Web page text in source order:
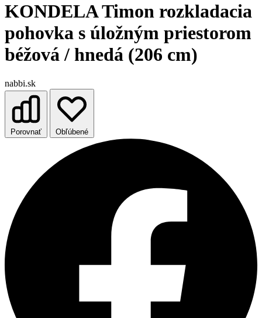
KONDELA Timon rozkladacia
pohovka s úložným priestorom
béžová / hnedá (206 cm)
nabbi.sk
Porovnať Obľúbené